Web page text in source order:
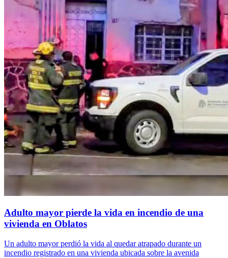
Adulto mayor pierde la vida en incendio de una
vivienda en Oblatos
Un adulto mayor perdió la vida al quedar atrapado durante un
incendio registrado en una vivienda ubicada sobre la avenida